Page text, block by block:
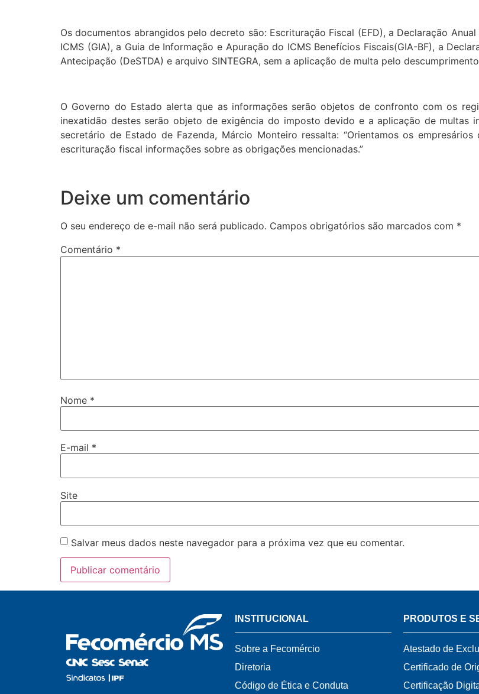
Os documentos abrangidos pelo decreto são: Escrituração Fiscal (EFD), a Declaração
ICMS (GIA), a Guia de Informação e Apuração do ICMS Benefícios Fiscais(GIA-BF), a
Antecipação (DeSTDA) e arquivo SINTEGRA, sem a aplicação de multa pelo
O Governo do Estado alerta que as informações serão objetos de confronto com os
inexatidão destes serão objeto de exigência do imposto devido e a aplicação de multas
secretário de Estado de Fazenda, Márcio Monteiro ressalta: “Orientamos os
escrituração fiscal informações sobre as obrigações mencionadas.”
Deixe um comentário
O seu endereço de e-mail não será publicado. Campos obrigatórios são marcados com *
Comentário *
Nome *
E-mail *
Site
Salvar meus dados neste navegador para a próxima vez que eu comentar.
INSTITUCIONAL
Sobre a Fecomércio
Diretoria
Código de Ética e Conduta
PRODUTOS E
Atestado de
Certificado de
Certificação